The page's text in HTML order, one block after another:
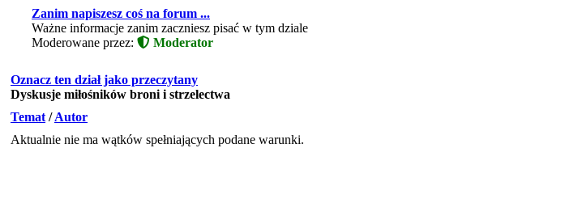
Zanim napiszesz coś na forum ...
Ważne informacje zanim zaczniesz pisać w tym dziale
Moderowane przez:
Moderator
Oznacz ten dział jako przeczytany
Dyskusje miłośników broni i strzelectwa
Temat /Autor
Aktualnie nie ma wątków spełniających podane warunki.